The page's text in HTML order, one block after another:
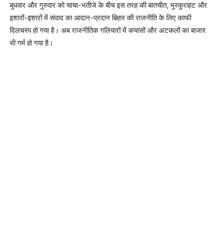
बुधवार और गुरुवार को चाचा-भतीजे के बीच इस तरह की बातचीत, मुस्कुराहट और
इशारों-इशारों में संवाद का आदान-प्रदान बिहार की राजनीति के लिए काफी
दिलचस्प हो गया है। अब राजनीतिक गलियारों में कयासों और अटकलों का बाजार
भी गर्म हो गया है।